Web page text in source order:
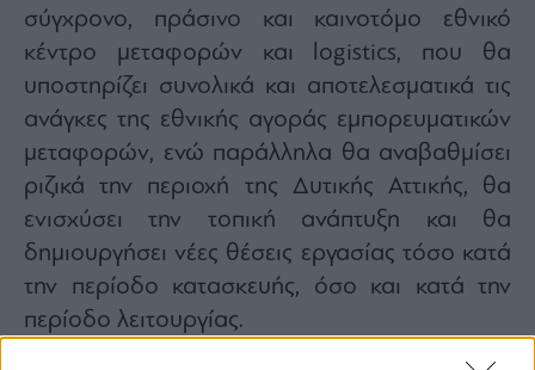
σύγχρονο, πράσινο και καινοτόμο εθνικό
κέντρο μεταφορών και logistics, που θα
υποστηρίζει συνολικά και αποτελεσματικά τις
ανάγκες της εθνικής αγοράς εμπορευματικών
μεταφορών, ενώ παράλληλα θα αναβαθμίσει
ριζικά την περιοχή της Δυτικής Αττικής, θα
ενισχύσει την τοπική ανάπτυξη και θα
δημιουργήσει νέες θέσεις εργασίας τόσο κατά
την περίοδο κατασκευής, όσο και κατά την
περίοδο λειτουργίας.